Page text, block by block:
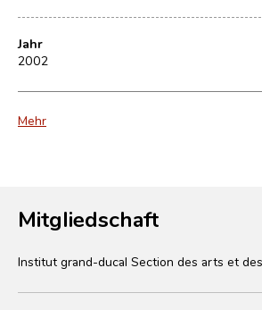
Jahr
2002
Mehr
Mitgliedschaft
Institut grand-ducal Section des arts et